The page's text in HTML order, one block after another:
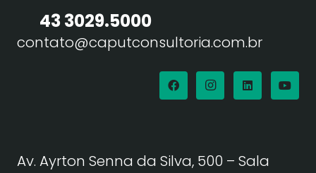
43 3029.5000
contato@caputconsultoria.com.br
Av. Ayrton Senna da Silva, 500 – Sala